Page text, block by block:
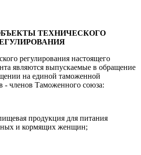
ОБЪЕКТЫ ТЕХНИЧЕСКОГО
регулирования настоящего
являются выпускаемые в обращение
на единой таможенной
- членов Таможенного союза:
продукция для питания
и кормящих женщин;